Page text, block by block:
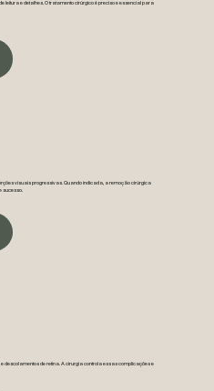
e detalhes. O tratamento cirúrgico é preciso e essencial para
visuais progressivas. Quando indicada, a remoção cirúrgica
sucesso.
de retina. A cirurgia controla essas complicações e